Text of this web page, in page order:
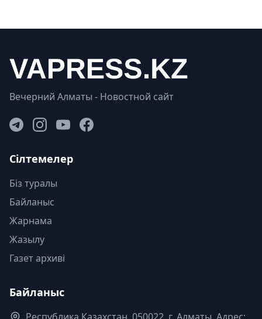
Вечерний Алматы - Новостной сайт
Сілтемелер
Біз туралы
Байланыс
Жарнама
Жазылу
Газет архиві
Байланыс